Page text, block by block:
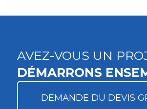
AVEZ-VOUS UN
DÉMARRONS
DEMANDE DU DEVIS